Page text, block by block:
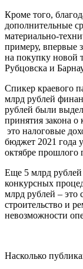
Кроме того,
дополнительные
материально-
примеру, впервые
на покупку новой
Рубцовска и
Спикер краевого
млрд рублей
рублей были
принятия закона
это налоговые
бюджет 2021 года
октябре прошлого
Еще 5 млрд
конкурсных
млрд рублей – это
строительство и
невозможности
Насколько